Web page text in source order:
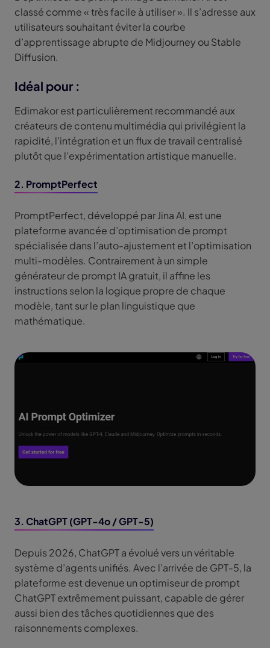
classé comme « très facile à utiliser ». Il s’adresse aux
utilisateurs souhaitant éviter la courbe
d’apprentissage abrupte de Midjourney ou Stable
Diffusion.
Idéal pour :
Edimakor est particulièrement recommandé aux
créateurs de contenu multimédia qui privilégient la
rapidité, l’intégration et un flux de travail centralisé
plutôt que l’expérimentation artistique manuelle.
2. PromptPerfect
PromptPerfect, développé par Jina AI, est une
plateforme avancée d’optimisation de prompt
spécialisée dans l’auto-ajustement et l’optimisation
multi-modèles. Contrairement à un simple
générateur de prompt IA gratuit, il affine les
instructions selon la logique propre de chaque
modèle, tant sur le plan linguistique que
mathématique.
3. ChatGPT (GPT-4o / GPT-5)
Depuis 2026, ChatGPT a évolué vers un véritable
système d’agents unifiés. Avec l’arrivée de GPT-5, la
plateforme est devenue un optimiseur de prompt
ChatGPT extrêmement puissant, capable de gérer
aussi bien des tâches quotidiennes que des
raisonnements complexes.